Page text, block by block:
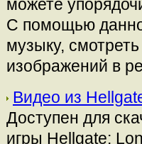
можете
С помощью
музыку,
изображений в
Видео из
Доступен для
игры Hellgate: